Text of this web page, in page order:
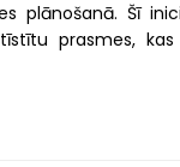
plānošanā. Šī
prasmes, kas